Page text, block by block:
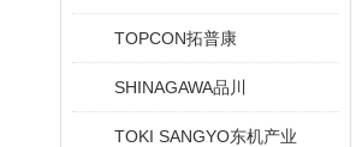
TOPCON拓普康
SHINAGAWA品川
TOKI SANGYO东机产业